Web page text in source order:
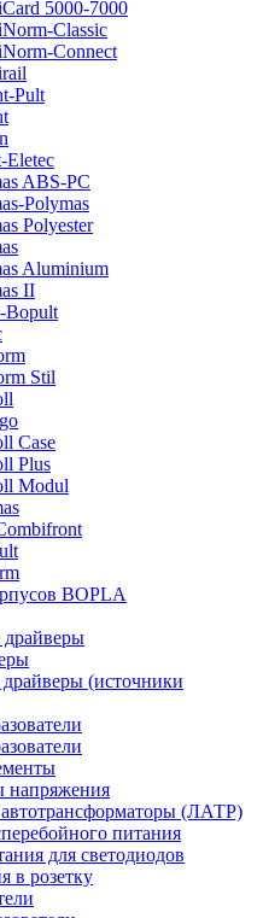
5000-7000
Classic
Connect
Pult
Eletec
ABS-PC
Polymas
Polyester
Aluminium
II
Bopult
Stil
Case
Plus
Modul
BOPLA
(источники
напряжения
(ЛАТР)
питания
для светодиодов
в розетку